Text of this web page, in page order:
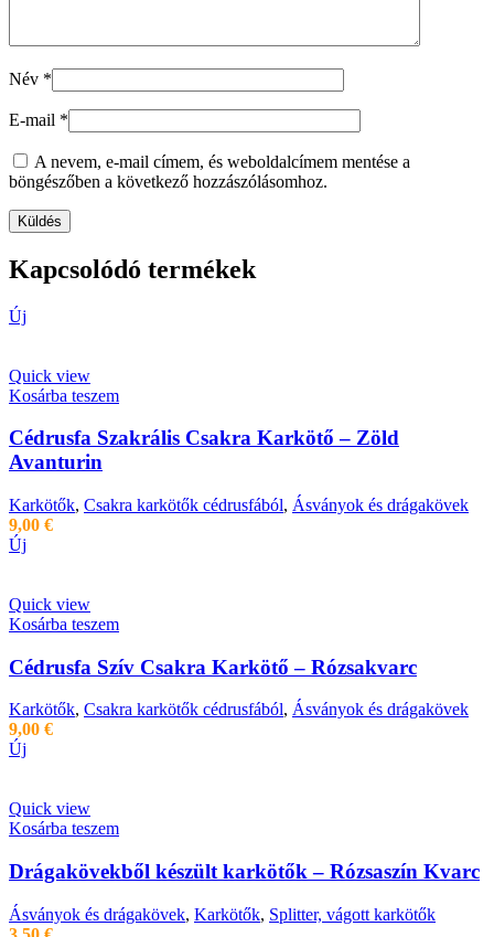
Név *
E-mail *
A nevem, e-mail címem, és weboldalcímem mentése a
böngészőben a következő hozzászólásomhoz.
Kapcsolódó termékek
Új
Quick view
Kosárba teszem
Cédrusfa Szakrális Csakra Karkötő – Zöld
Avanturin
Karkötők, Csakra karkötők cédrusfából, Ásványok és drágakövek
9,00 €
Új
Quick view
Kosárba teszem
Cédrusfa Szív Csakra Karkötő – Rózsakvarc
Karkötők, Csakra karkötők cédrusfából, Ásványok és drágakövek
9,00 €
Új
Quick view
Kosárba teszem
Drágakövekből készült karkötők – Rózsaszín Kvarc
Ásványok és drágakövek, Karkötők, Splitter, vágott karkötők